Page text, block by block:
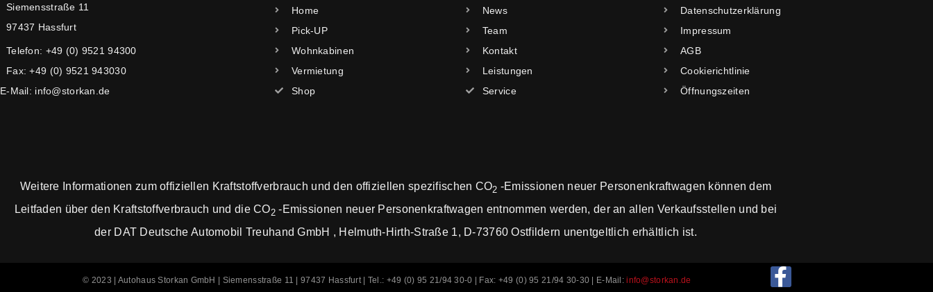
Siemensstraße 11
97437 Hassfurt
Telefon: +49 (0) 9521 94300
Fax: +49 (0) 9521 943030
E-Mail: info@storkan.de
Home
Pick-UP
Wohnkabinen
Vermietung
Shop
News
Team
Kontakt
Leistungen
Service
Datenschutzerklärung
Impressum
AGB
Cookierichtlinie
Öffnungszeiten
Weitere Informationen zum offiziellen Kraftstoffverbrauch und den offiziellen spezifischen CO2 -Emissionen neuer Personenkraftwagen können dem
Leitfaden über den Kraftstoffverbrauch und die CO2 -Emissionen neuer Personenkraftwagen entnommen werden, der an allen Verkaufsstellen und bei
der DAT Deutsche Automobil Treuhand GmbH , Helmuth-Hirth-Straße 1, D-73760 Ostfildern unentgeltlich erhältlich ist.
© 2023 | Autohaus Storkan GmbH | Siemensstraße 11 | 97437 Hassfurt | Tel.: +49 (0) 95 21/94 30-0 | Fax: +49 (0) 95 21/94 30-30 | E-Mail:info@storkan.de